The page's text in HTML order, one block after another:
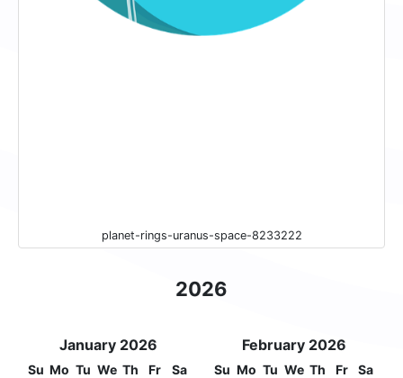
planet-rings-uranus-space-8233222
2026
January 2026
Su Mo Tu We Th Fr Sa
February 2026
Su Mo Tu We Th Fr Sa